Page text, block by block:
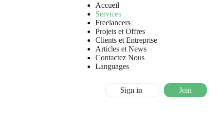
Accueil
Services
Freelancers
Projets et Offres
Clients et Entreprise
Articles et News
Contactez Nous
Languages
Sign in Join